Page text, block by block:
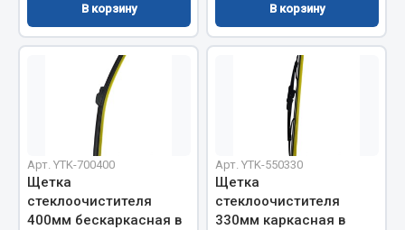
Кольца уплотнительные
Лента конвейерная
Прокладки
Рукава высокого давления
Показать ещё
В корзину В корзину
Арт. YTK-700400
Щетка
стеклоочистителя
400мм бескаркасная в
Арт. YTK-550330
Щетка
стеклоочистителя
330мм каркасная в